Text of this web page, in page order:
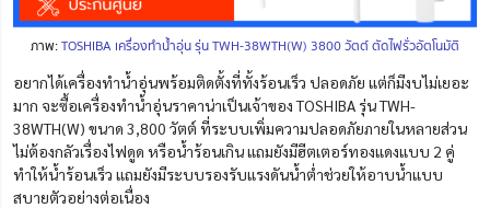
ภาพ:TOSHIBA เครื่องทำน้ำอุ่น รุ่น TWH-38WTH(W) 3800 วัตต์ ตัดไฟรั่วอัตโนมัติ
อยากได้เครื่องทำน้ำอุ่นพร้อมติดตั้งที่ทั้งร้อนเร็ว ปลอดภัย แต่ก็มีงบไม่เยอะ
มาก จะซื้อเครื่องทําน้ำอุ่นราคาน่าเป็นเจ้าของ TOSHIBA รุ่น TWH-
38WTH(W) ขนาด 3,800 วัตต์ ที่ระบบเพิ่มความปลอดภัยภายในหลายส่วน
ไม่ต้องกลัวเรื่องไฟดูด หรือน้ำร้อนเกิน แถมยังมีฮีตเตอร์ทองแดงแบบ 2 คู่
ทำให้น้ำร้อนเร็ว แถมยังมีระบบรองรับแรงดันน้ำต่ำช่วยให้อาบน้ำแบบ
สบายตัวอย่างต่อเนื่อง